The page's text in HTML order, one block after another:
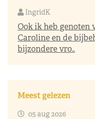
IngridK
Ook ik heb genoten
Caroline en de
bijzondere vro..
Meest gelezen
05 aug 2026